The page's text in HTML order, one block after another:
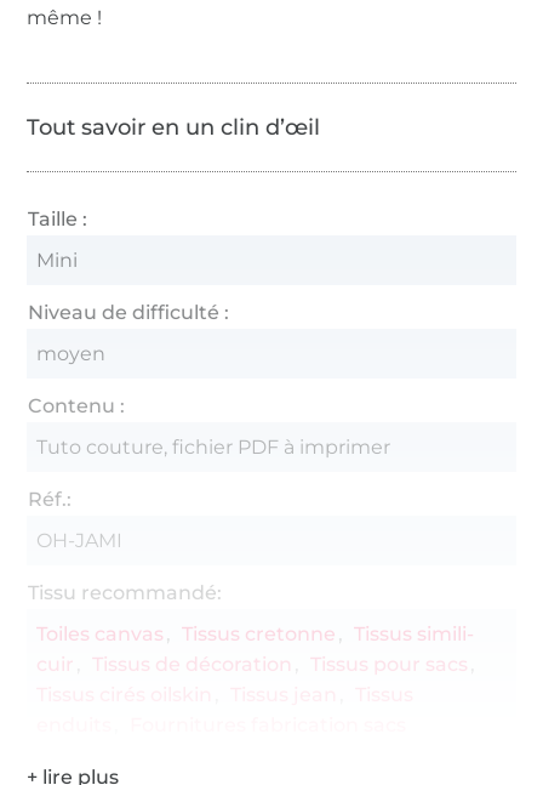
même !
Tout savoir en un clin d’œil
Taille :
Mini
Niveau de difficulté :
moyen
Contenu :
Tuto couture, fichier PDF à imprimer
Réf.:
OH-JAMI
Tissu recommandé:
Toiles canvas
Tissus cretonne
Tissus simili-
cuir
Tissus de décoration
Tissus pour sacs